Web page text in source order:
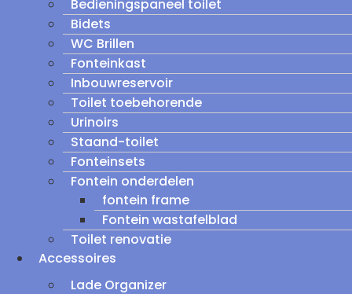
Bedieningspaneel toilet
Bidets
WC Brillen
Fonteinkast
Inbouwreservoir
Toilet toebehorende
Urinoirs
Staand-toilet
Fonteinsets
Fontein onderdelen
fontein frame
Fontein wastafelblad
Toilet renovatie
Accessoires
Lade Organizer